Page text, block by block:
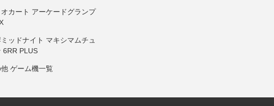
カート アーケードグランプ
ッドナイト マキシマムチュ
6RR PLUS
ゲーム機一覧